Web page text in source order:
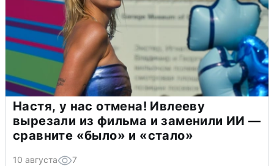
Настя, у нас отмена! Ивлееву
вырезали из фильма и заменили ИИ —
сравните «было» и «стало»
10 августа 7